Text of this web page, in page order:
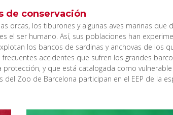
de conservación
orcas, los tiburones y algunas aves marinas
el ser humano. Así, sus poblaciones han
los bancos de sardinas y anchovas de los
accidentes que sufren los grandes
protección, y que está catalogada como
del Zoo de Barcelona participan en el EEP de la